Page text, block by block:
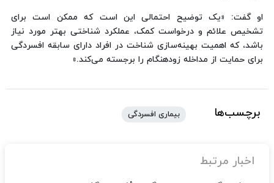
او گفت: «یک توضیح احتمالی این است که ممکن است برای
تشخیص علائم و درخواست کمک، عملکرد شناختی بهتر مورد نیاز
باشد، که اهمیت بهینه‌سازی شناخت در افراد دارای سابقه افسردگی
برای حمایت از مداخله زودهنگام را برجسته می‌کند.»
برچسب‌ها بیماری افسردگی
اخبار مرتبط